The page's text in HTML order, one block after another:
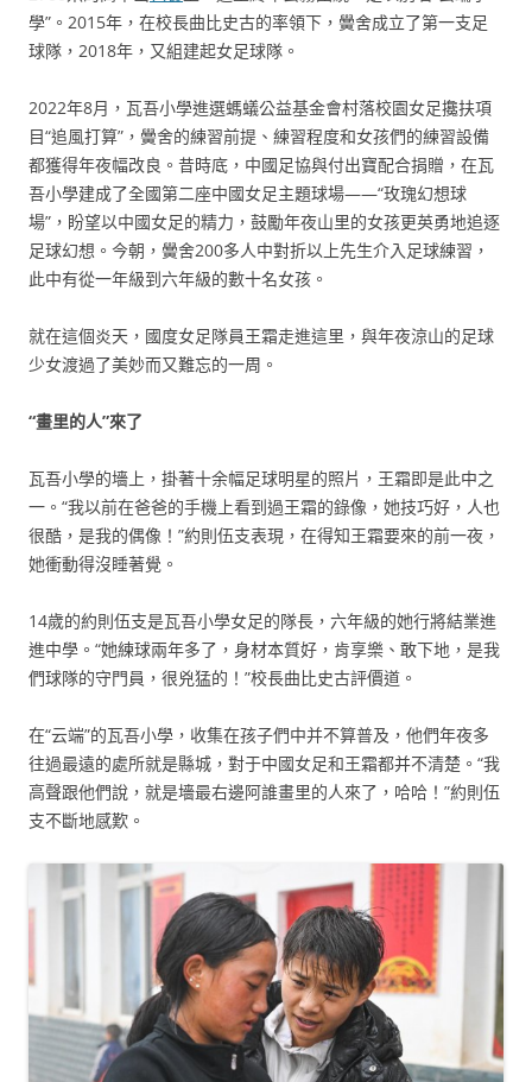
學”。2015年，在校長曲比史古的率領下，黌舍成立了第一支足
球隊，2018年，又組建起女足球隊。
2022年8月，瓦吾小學進選螞蟻公益基金會村落校園女足攙扶項
目“追風打算”，黌舍的練習前提、練習程度和女孩們的練習設備
都獲得年夜幅改良。昔時底，中國足協與付出寶配合捐贈，在瓦
吾小學建成了全國第二座中國女足主題球場——“玫瑰幻想球
場”，盼望以中國女足的精力，鼓勵年夜山里的女孩更英勇地追逐
足球幻想。今朝，黌舍200多人中對折以上先生介入足球練習，
此中有從一年級到六年級的數十名女孩。
就在這個炎天，國度女足隊員王霜走進這里，與年夜涼山的足球
少女渡過了美妙而又難忘的一周。
“畫里的人”來了
瓦吾小學的墻上，掛著十余幅足球明星的照片，王霜即是此中之
一。“我以前在爸爸的手機上看到過王霜的錄像，她技巧好，人也
很酷，是我的偶像！”約則伍支表現，在得知王霜要來的前一夜，
她衝動得沒睡著覺。
14歲的約則伍支是瓦吾小學女足的隊長，六年級的她行將結業進
進中學。“她練球兩年多了，身材本質好，肯享樂、敢下地，是我
們球隊的守門員，很兇猛的！”校長曲比史古評價道。
在“云端”的瓦吾小學，收集在孩子們中并不算普及，他們年夜多
往過最遠的處所就是縣城，對于中國女足和王霜都并不清楚。“我
高聲跟他們說，就是墻最右邊阿誰畫里的人來了，哈哈！”約則伍
支不斷地感歎。